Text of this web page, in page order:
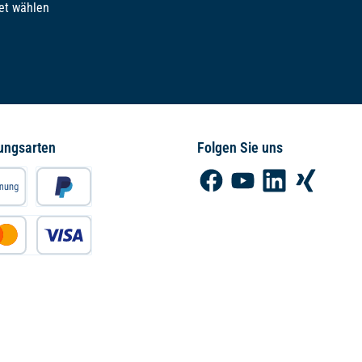
wählen
Folgen Sie uns
FacebookYouTubeLinkedInXing